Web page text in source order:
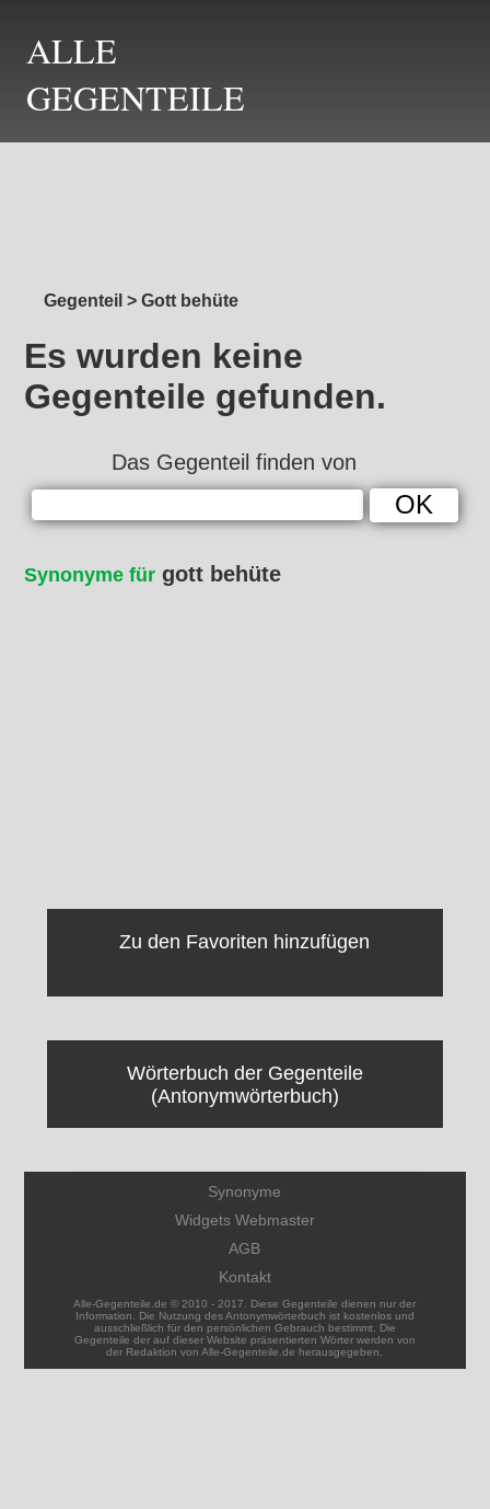
ALLE
GEGENTEILE
Gegenteil > Gott behüte
Es wurden keine
Gegenteile gefunden.
Das Gegenteil finden von
Synonyme für gott behüte
Zu den Favoriten hinzufügen
Wörterbuch der Gegenteile
(Antonymwörterbuch)
Synonyme
Widgets Webmaster
AGB
Kontakt
Alle-Gegenteile.de © 2010 - 2017. Diese Gegenteile dienen nur der
Information. Die Nutzung des Antonymwörterbuch ist kostenlos und
ausschließlich für den persönlichen Gebrauch bestimmt. Die
Gegenteile der auf dieser Website präsentierten Wörter werden von
der Redaktion von Alle-Gegenteile.de herausgegeben.